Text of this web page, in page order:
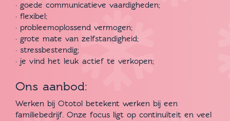
· goede communicatieve vaardigheden;
· flexibel;
· probleemoplossend vermogen;
· grote mate van zelfstandigheid;
· stressbestendig;
· je vind het leuk actief te verkopen;
Ons aanbod:
Werken bij Ototol betekent werken bij een
familiebedrijf. Onze focus ligt op continuïteit en veel